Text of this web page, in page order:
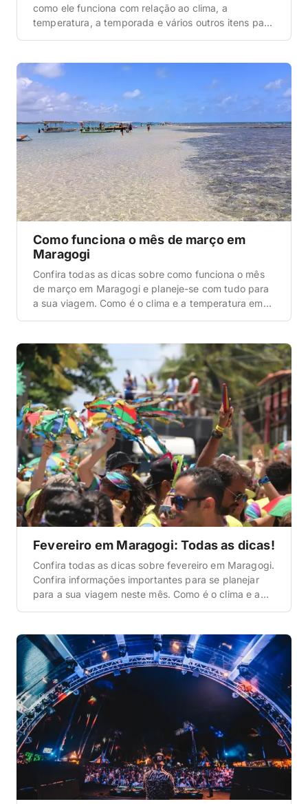
como ele funciona com relação ao clima, a
temperatura, a temporada e vários outros itens para
o seu planejamento perfeito. Como é o clima e a
que queremos abordar aqui nesta matéria sobre
como funciona o mês de abril […]
Como funciona o mês de março em
Maragogi
Confira todas as dicas sobre como funciona o mês
de março em Maragogi e planeje-se com tudo para
a sua viagem. Como é o clima e a temperatura em
mês de março em Maragogi é a que diz respeito ao
clima […]
Fevereiro em Maragogi: Todas as dicas!
Confira todas as dicas sobre fevereiro em Maragogi.
Confira informações importantes para se planejar
para a sua viagem neste mês. Como é o clima e a
para uma viagem em fevereiro em Maragogi é a que
diz respeito ao clima e […]